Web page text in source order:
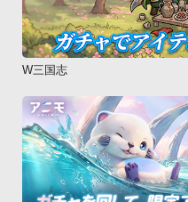
W三国志